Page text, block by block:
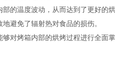
温度波动，从而达到了更好的烘
避免了辐射热对食品的损伤。
烤箱内部的烘烤过程进行全面掌